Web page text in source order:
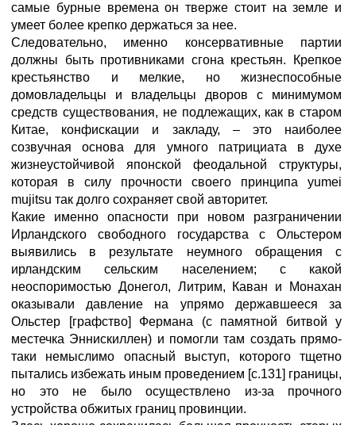
самые бурные времена он тверже стоит на земле и
умеет более крепко держаться за нее.
Следовательно, именно консервативные партии
должны быть противниками сгона крестьян. Крепкое
крестьянство и мелкие, но жизнеспособные
домовладельцы и владельцы дворов с минимумом
средств существования, не подлежащих, как в старом
Китае, конфискации и закладу, – это наиболее
созвучная основа для умного патрициата в духе
жизнеустойчивой японской феодальной структуры,
которая в силу прочности своего принципа yumei
mujitsu так долго сохраняет свой авторитет.
Какие именно опасности при новом разграничении
Ирландского свободного государства с Ольстером
выявились в результате неумного обращения с
ирландским сельским населением; с какой
неоспоримостью Донегол, Литрим, Каван и Монахан
оказывали давление на упрямо державшееся за
Ольстер [графство] Фермана (с памятной битвой у
местечка Эннискиллен) и помогли там создать прямо-
таки немыслимо опасный выступ, которого тщетно
пытались избежать иным проведением [с.131] границы,
но это не было осуществлено из-за прочного
устройства обжитых границ провинции.